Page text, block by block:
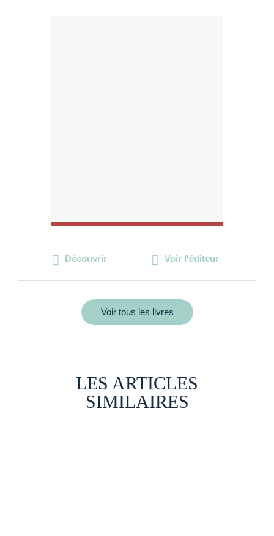
Découvrir Voir l'éditeur
Voir tous les livres
LES ARTICLES
SIMILAIRES